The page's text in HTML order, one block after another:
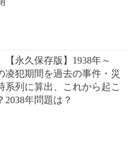
【永久保存版】1938年～
凌犯期間を過去の事件・災
系列に算出、これから起こ
2038年問題は？